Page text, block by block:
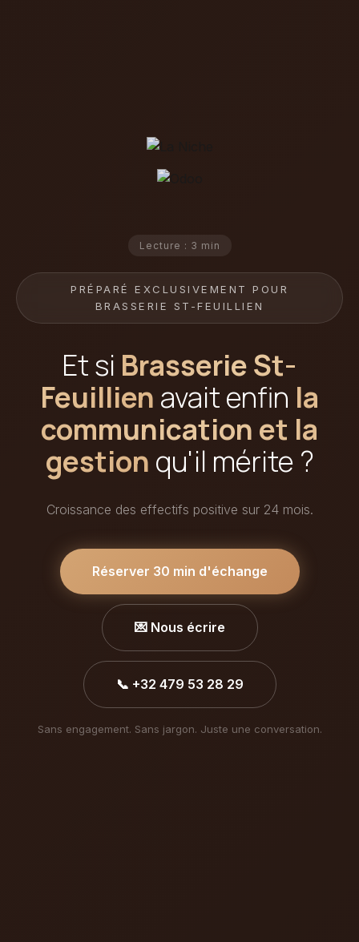
Lecture : 3 min
PRÉPARÉ EXCLUSIVEMENT POUR
BRASSERIE ST-FEUILLIEN
Et si Brasserie St-
Feuillien avait enfin la
communication et la
gestion qu'il mérite ?
Croissance des effectifs positive sur 24 mois.
Réserver 30 min d'échange
💌 Nous écrire
📞 +32 479 53 28 29
Sans engagement. Sans jargon. Juste une conversation.